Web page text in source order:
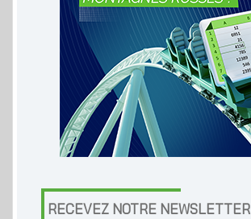
RECEVEZ NOTRE NEWSLETTER